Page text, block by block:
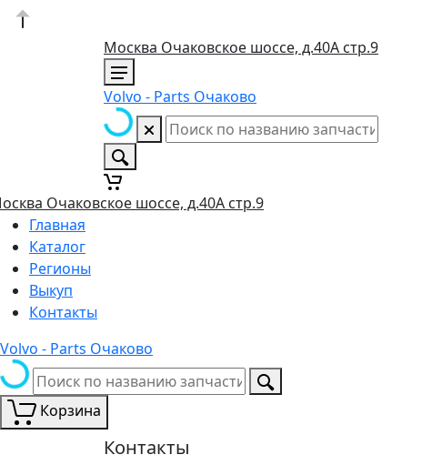
Москва Очаковское шоссе, д.40А стр.9
Volvo - Parts Очаково
Очаковское шоссе, д.40А стр.9
Главная
Каталог
Регионы
Выкуп
Контакты
Volvo - Parts Очаково
Корзина
Контакты